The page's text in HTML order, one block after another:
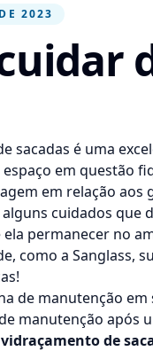
2023
sacadas é uma
em questão
em relação aos
cuidados que
permanecer no
como a Sanglass,
de manutenção em
manutenção após
de